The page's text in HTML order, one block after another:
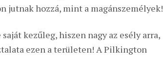
jutnak hozzá, mint a magánszemélyek!
kezűleg, hiszen nagy az esély arra,
ezen a területen! A Pilkington